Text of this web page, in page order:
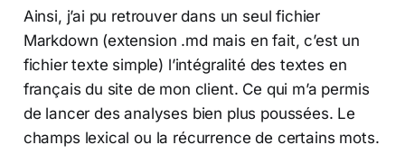
Ainsi, j’ai pu retrouver dans un seul fichier
Markdown (extension .md mais en fait, c’est un
fichier texte simple) l’intégralité des textes en
français du site de mon client. Ce qui m’a permis
de lancer des analyses bien plus poussées. Le
champs lexical ou la récurrence de certains mots.